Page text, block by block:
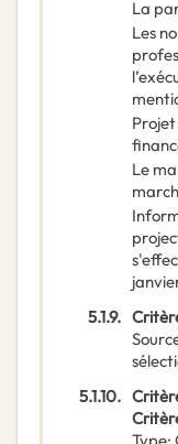
La
Les
Le
5.1.9.
5.1.10.